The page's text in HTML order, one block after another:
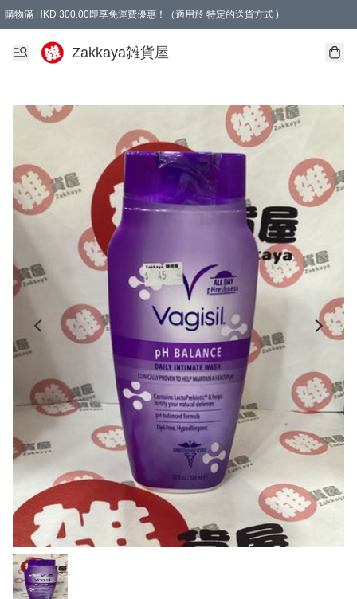
購物滿 HKD 300.00即享免運費優惠！（適用於 特定的送貨方式 )
Zakkaya雑貨屋